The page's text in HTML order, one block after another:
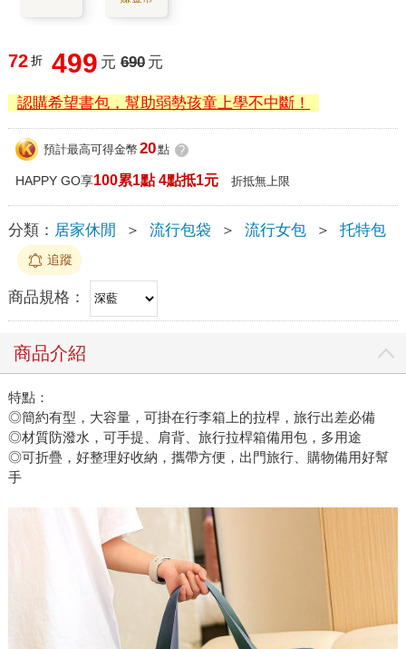
72 折 499 元 690 元
認購希望書包，幫助弱勢孩童上學不中斷！
預計最高可得金幣 20點 ?
HAPPY GO享100累1點 4點抵1元 折抵無上限
分類： 居家休閒 ＞ 流行包袋 ＞ 流行女包 ＞ 托特包
追蹤
商品規格：
商品介紹
特點：
◎簡約有型，大容量，可掛在行李箱上的拉桿，旅行出差必備
◎材質防潑水，可手提、肩背、旅行拉桿箱備用包，多用途
◎可折疊，好整理好收納，攜帶方便，出門旅行、購物備用好幫
手